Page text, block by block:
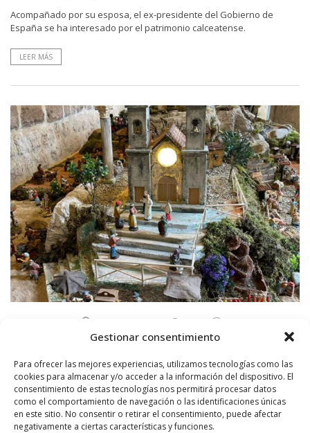
Gestionar consentimiento
Para ofrecer las mejores experiencias, utilizamos tecnologías como las
cookies para almacenar y/o acceder a la información del dispositivo. El
consentimiento de estas tecnologías nos permitirá procesar datos
como el comportamiento de navegación o las identificaciones únicas
en este sitio. No consentir o retirar el consentimiento, puede afectar
negativamente a ciertas características y funciones.
Acompañado por su esposa, el ex-presidente del Gobierno de
España se ha interesado por el patrimonio calceatense.
LEER MÁS
FOTOS | Santo Domingo de la Calzada y
Cañas se consolidan como una de las rutas de
belenes más importantes del norte de España
Hasta el 5 de enero de 2025, Santo Domingo de la Calzada y Cañas
se convertirán en una de las rutas belenísticas más importantes del
norte ...